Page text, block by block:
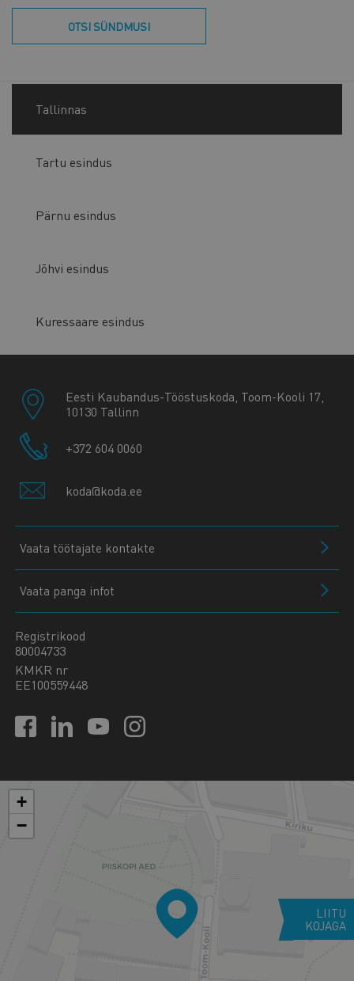
OTSI SÜNDMUSI
Tallinnas
Tartu esindus
Pärnu esindus
Jõhvi esindus
Kuressaare esindus
Eesti Kaubandus-Tööstuskoda, Toom-Kooli 17,
10130 Tallinn
+372 604 0060
koda@koda.ee
Vaata töötajate kontakte
Vaata panga infot
Registrikood
80004733
KMKR nr
EE100559448
+
−
LIITU
KOJAGA